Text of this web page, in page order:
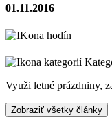
01.11.2016
Využi letné prázdniny,
Zobraziť všetky články